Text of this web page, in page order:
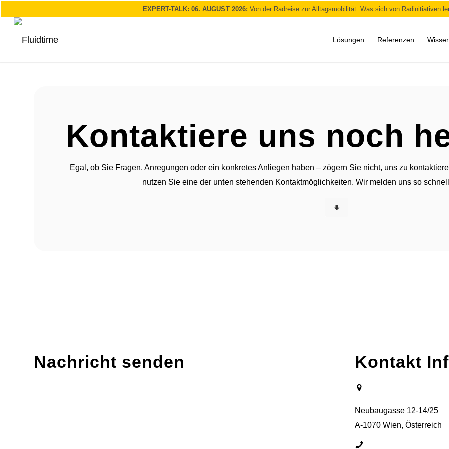
EXPERT-TALK: 06. AUGUST 2026: Von der Radreise zur Alltagsmobilität: Was sich von Radinitiativen
Lösungen Referenzen
Kontaktiere uns noch
Egal, ob Sie Fragen, Anregungen oder ein konkretes Anliegen haben – zögern Sie nicht, uns zu
nutzen Sie eine der unten stehenden Kontaktmöglichkeiten. Wir melden uns so
Nachricht senden Kontakt
Neubaugasse 12-14/25
A-1070 Wien, Österreich